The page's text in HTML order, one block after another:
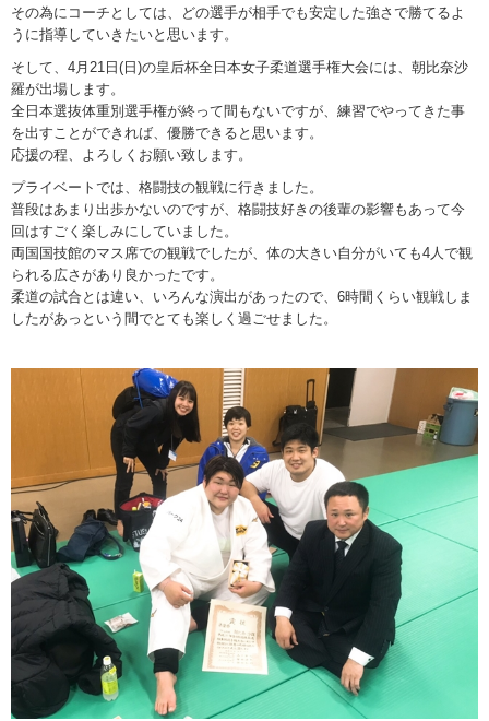
その為にコーチとしては、どの選手が相手でも安定した強さで勝てるよ
うに指導していきたいと思います。
そして、4月21日(日)の皇后杯全日本女子柔道選手権大会には、朝比奈沙
羅が出場します。
全日本選抜体重別選手権が終って間もないですが、練習でやってきた事
を出すことができれば、優勝できると思います。
応援の程、よろしくお願い致します。
プライベートでは、格闘技の観戦に行きました。
普段はあまり出歩かないのですが、格闘技好きの後輩の影響もあって今
回はすごく楽しみにしていました。
両国国技館のマス席での観戦でしたが、体の大きい自分がいても4人で観
られる広さがあり良かったです。
柔道の試合とは違い、いろんな演出があったので、6時間くらい観戦しま
したがあっという間でとても楽しく過ごせました。